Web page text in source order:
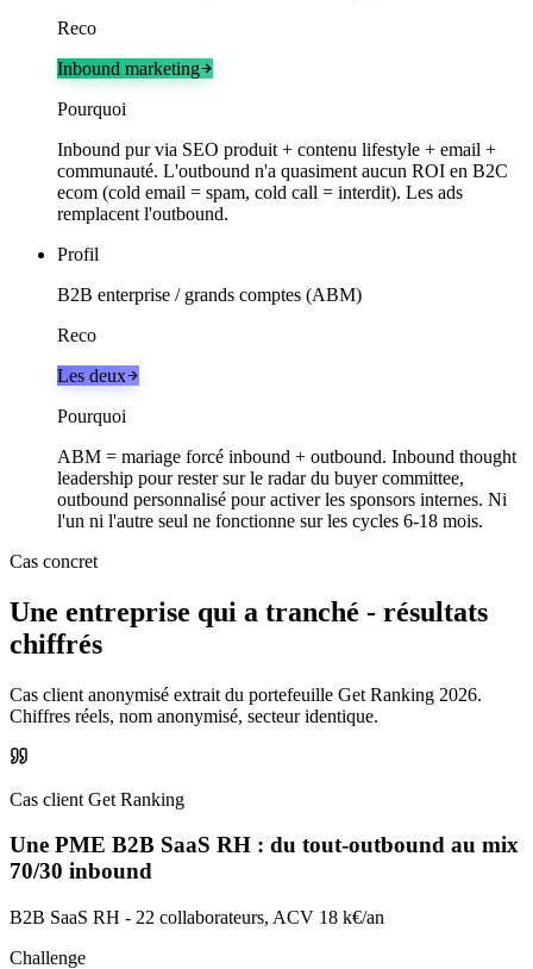
Reco
Inbound marketing
Pourquoi
Inbound pur via SEO produit + contenu lifestyle + email +
communauté. L'outbound n'a quasiment aucun ROI en B2C
ecom (cold email = spam, cold call = interdit). Les ads
remplacent l'outbound.
Profil
B2B enterprise / grands comptes (ABM)
Reco
Les deux
Pourquoi
ABM = mariage forcé inbound + outbound. Inbound thought
leadership pour rester sur le radar du buyer committee,
outbound personnalisé pour activer les sponsors internes. Ni
l'un ni l'autre seul ne fonctionne sur les cycles 6-18 mois.
Cas concret
Une entreprise qui a tranché - résultats
chiffrés
Cas client anonymisé extrait du portefeuille Get Ranking 2026.
Chiffres réels, nom anonymisé, secteur identique.
Cas client Get Ranking
Une PME B2B SaaS RH : du tout-outbound au mix
70/30 inbound
B2B SaaS RH - 22 collaborateurs, ACV 18 k€/an
Challenge